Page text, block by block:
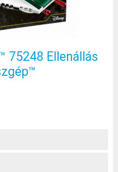
75248 Ellenállás